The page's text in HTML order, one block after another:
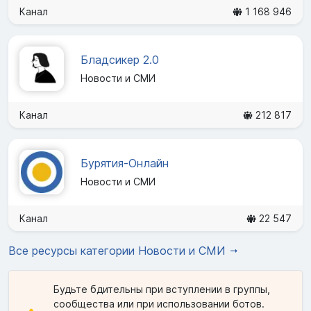
Канал 1 168 946
Бладсикер 2.0
Новости и СМИ
Канал 212 817
Бурятия-Онлайн
Новости и СМИ
Канал 22 547
Все ресурсы категории Новости и СМИ
Будьте бдительны при вступлении в группы,
сообщества или при использовании ботов.